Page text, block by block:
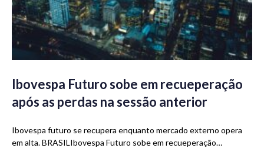
Ibovespa Futuro sobe em recueperação
após as perdas na sessão anterior
Ibovespa futuro se recupera enquanto mercado externo opera
em alta. BRASILIbovespa Futuro sobe em recueperação…